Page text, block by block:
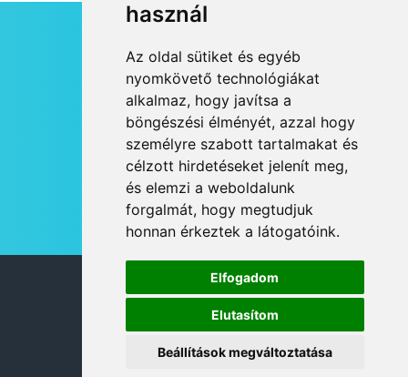
használ
Az oldal sütiket és egyéb
nyomkövető technológiákat
alkalmaz, hogy javítsa a
böngészési élményét, azzal hogy
személyre szabott tartalmakat és
célzott hirdetéseket jelenít meg,
és elemzi a weboldalunk
forgalmát, hogy megtudjuk
honnan érkeztek a látogatóink.
Elfogadom
Elutasítom
Beállítások megváltoztatása
RSS
JOGI NYILATKOZAT
KAPCSOLAT
OLDALTÉRKÉP
IMPRESSZUM
HÍR BEKÜLDÉSE
© 2026 DANUBIA TV